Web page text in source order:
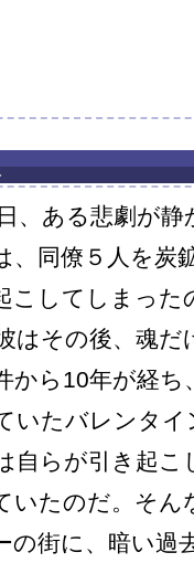
、ある悲劇が
、同僚５人を炭
こしてしまった
はその後、魂だ
から10年が経ち
いたバレンタイ
自らが引き起こ
いたのだ。そん
の街に、暗い過